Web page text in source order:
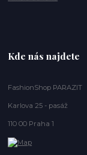
Kde nás najdete
FashionShop PARAZIT
Karlova 25 - pasáž
110 00 Praha 1